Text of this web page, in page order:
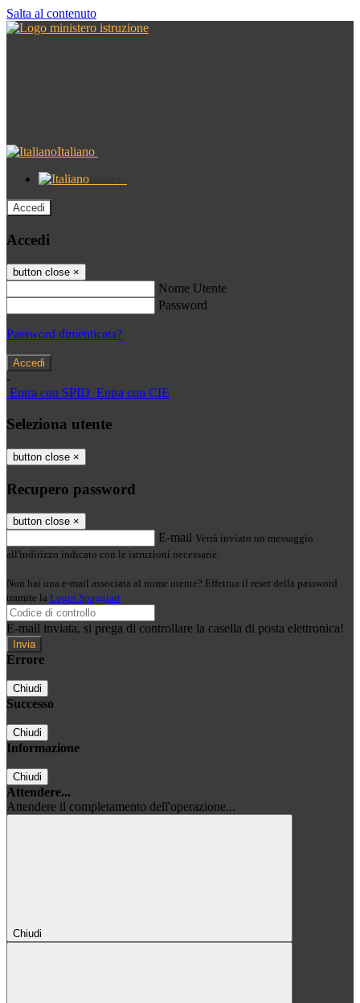
Salta al contenuto
Italiano
Accedi
Accedi
button close ×
Nome Utente
Password
Password dimenticata?
-
Entra con SPID Entra con CIE
Seleziona utente
button close ×
Recupero password
button close ×
E-mail Verrà inviato un messaggio
all'indirizzo indicato con le istruzioni necessarie.
Non hai una e-mail associata al nome utente? Effettua il reset della password
tramite la Login Spaggiari
E-mail inviata, si prega di controllare la casella di posta elettronica!
Errore
Chiudi
Successo
Chiudi
Informazione
Chiudi
Attendere...
Attendere il completamento dell'operazione...
Chiudi